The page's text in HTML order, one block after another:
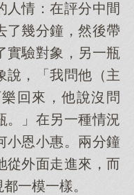
人情：在評分中間
了幾分鐘，然後帶
實驗對象，另一瓶
說，「我問他（主
回來，他說沒問
。」在另一種情況
小恩小惠。兩分鐘
從外面走進來，而
一模一樣。